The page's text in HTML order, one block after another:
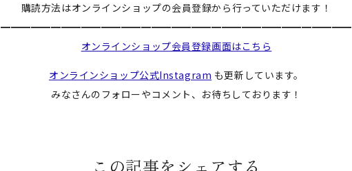
購読方法はオンラインショップの会員登録から行っていただけます！
━━━━━━━━━━━━━━━━━━━━━━━━━━━━━━━━━━━
オンラインショップ会員登録画面はこちら
オンラインショップ公式Instagram も更新しています。
みなさんのフォローやコメント、お待ちしております！
この記事をシェアする